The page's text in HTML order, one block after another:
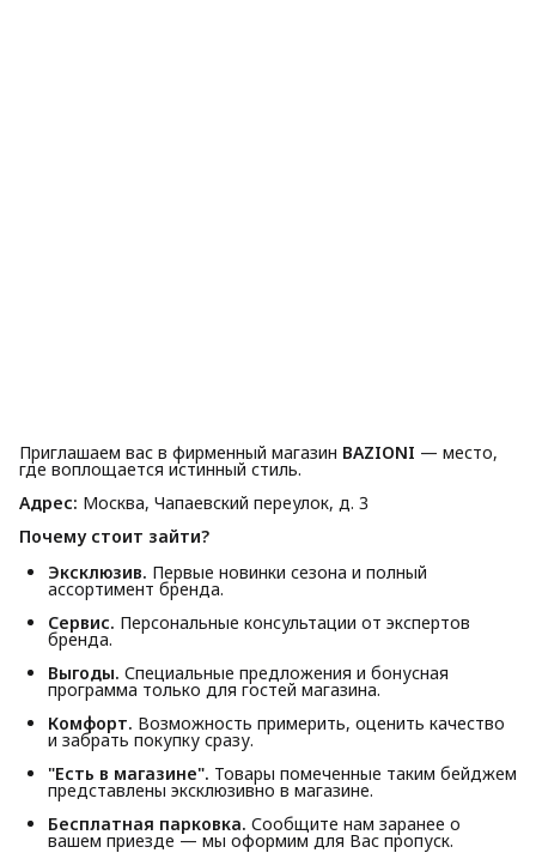
Приглашаем вас в фирменный магазин BAZIONI — место,
где воплощается истинный стиль.
Адрес: Москва, Чапаевский переулок, д. 3
Почему стоит зайти?
Эксклюзив. Первые новинки сезона и полный
ассортимент бренда.
Сервис. Персональные консультации от экспертов
бренда.
Выгоды. Специальные предложения и бонусная
программа только для гостей магазина.
Комфорт. Возможность примерить, оценить качество
и забрать покупку сразу.
"Есть в магазине". Товары помеченные таким бейджем
представлены эксклюзивно в магазине.
Бесплатная парковка. Сообщите нам заранее о
вашем приезде — мы оформим для Вас пропуск.